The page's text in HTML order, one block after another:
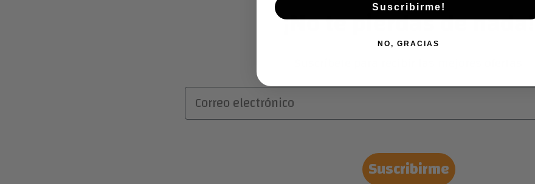
¡No te pierdas de nada!
Correo electrónico
Suscribirme
Suscribirme!
NO, GRACIAS